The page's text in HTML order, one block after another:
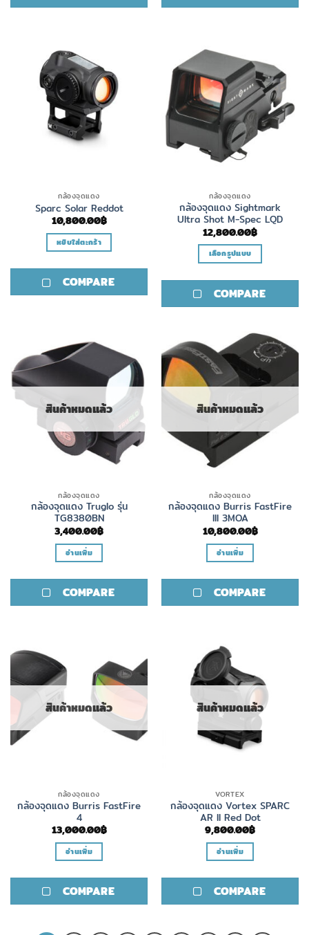
กล้องจุดแดง
Sparc Solar Reddot
10,800.00฿
หยิบใส่ตะกร้า
COMPARE
กล้องจุดแดง
กล้องจุดแดง Sightmark
Ultra Shot M-Spec LQD
12,800.00฿
เลือกรูปแบบ
product
has
The
options
may
be
chosen
on
the
product
page
COMPARE
สินค้าหมดแล้ว
กล้องจุดแดง
กล้องจุดแดง Truglo รุ่น
TG8380BN
3,400.00฿
อ่านเพิ่ม
COMPARE
สินค้าหมดแล้ว
กล้องจุดแดง
กล้องจุดแดง Burris FastFire
III 3MOA
10,800.00฿
อ่านเพิ่ม
COMPARE
สินค้าหมดแล้ว
กล้องจุดแดง
กล้องจุดแดง Burris FastFire
4
13,000.00฿
อ่านเพิ่ม
COMPARE
สินค้าหมดแล้ว
VORTEX
กล้องจุดแดง Vortex SPARC
AR II Red Dot
9,800.00฿
อ่านเพิ่ม
COMPARE